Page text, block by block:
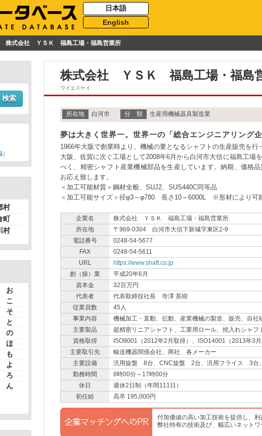
日本語
English
株式会社 ＹＳＫ 福島工場・福島営業所
検索
村
町
村
お
こ
そ
と
の
ほ
も
よ
ろ
ん
株式会社 ＹＳＫ 福島工場・福島
ワイエスケイ
所在地 白河市 分 類 生産用機械器具製造業
夢は大きく世界一。世界一の「総合エンジニアリング
1966年大阪で創業時より、機械の要となるシャフトの生産販売を行
大阪、佐賀に次ぐ工場として2008年6月から白河市大信に福島工場
べく、精密シャフト産業機械部品を生産しています。納期、価格
お応え致します。
＜加工可能材質＞鋼材全般、SUJ2、SUS440C同等品
＜加工可能サイズ＞径φ3～φ780 長さ10～6000L ※形材により可
企業名
株式会社 ＹＳＫ 福島工場・福島営業所
所在地
〒969-0304 白河市大信下新城字東区2-9
電話番号
0248-54-5677
FAX
0248-54-5611
URL
https://www.shaft.co.jp
創（操）業
平成20年6月
資本金
32百万円
代表者
代表取締役社長 寺澤 英樹
従業員数
45人
事業内容
機械加工・直動、伝動、産業機械の製造、販売、自社
主要製品
超精密リニアシャフト、工業用ロール、焼入れシャ
資格取得
ISO9001（2012年2月取得）、ISO14001（2013年3月
主要取引先
輸送機器関係会社、商社、各メーカー
主要設備
汎用旋盤 8台、CNC旋盤 2台、汎用フライス 3台
勤務時間
8時00分～17時00分
休日
週休2日制（年間111日）
初任給
高卒 195,000円
付加価値の高い加工技術を提供し、利
弊社特有の技術及び、幅広いネット